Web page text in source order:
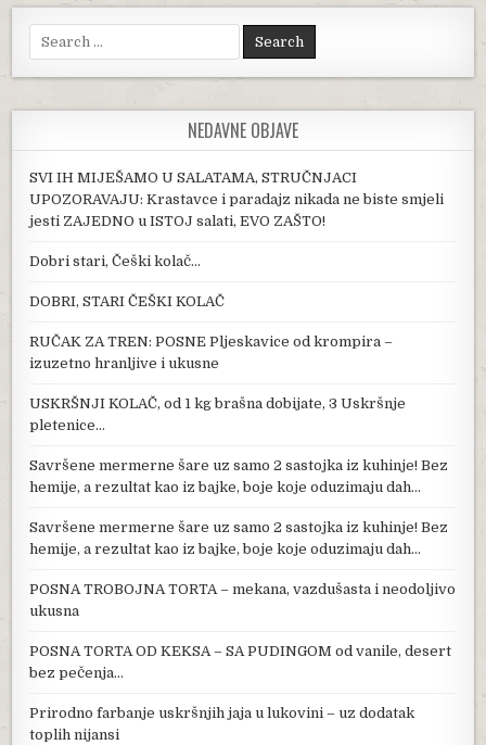
Search for:
NEDAVNE OBJAVE
SVI IH MIJEŠAMO U SALATAMA, STRUČNJACI
UPOZORAVAJU: Krastavce i paradajz nikada ne biste smjeli
jesti ZAJEDNO u ISTOJ salati, EVO ZAŠTO!
Dobri stari, Češki kolač…
DOBRI, STARI ČEŠKI KOLAČ
RUČAK ZA TREN: POSNE Pljeskavice od krompira –
izuzetno hranljive i ukusne
USKRŠNJI KOLAČ, od 1 kg brašna dobijate, 3 Uskršnje
pletenice…
Savršene mermerne šare uz samo 2 sastojka iz kuhinje! Bez
hemije, a rezultat kao iz bajke, boje koje oduzimaju dah…
Savršene mermerne šare uz samo 2 sastojka iz kuhinje! Bez
hemije, a rezultat kao iz bajke, boje koje oduzimaju dah…
POSNA TROBOJNA TORTA – mekana, vazdušasta i neodoljivo
ukusna
POSNA TORTA OD KEKSA – SA PUDINGOM od vanile, desert
bez pečenja…
Prirodno farbanje uskršnjih jaja u lukovini – uz dodatak
toplih nijansi